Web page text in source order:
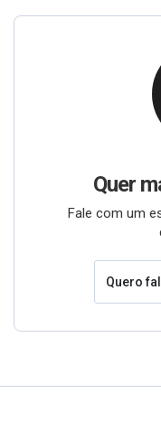
Quer
Fale com um
Quero